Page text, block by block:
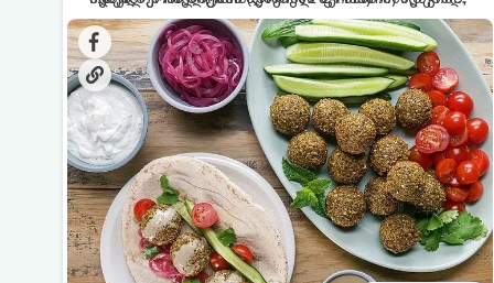
სალათებთან ერთად ან ტახინის (სესამის)
სოუსთან მირთმევისთვის.
იდეალურად შეინარჩუნოს და არ დაიშალოს.
დრო: 10–15 წუთი ულუფა: 20–24 ცალი ბურთულა
(4–6 პორცია)